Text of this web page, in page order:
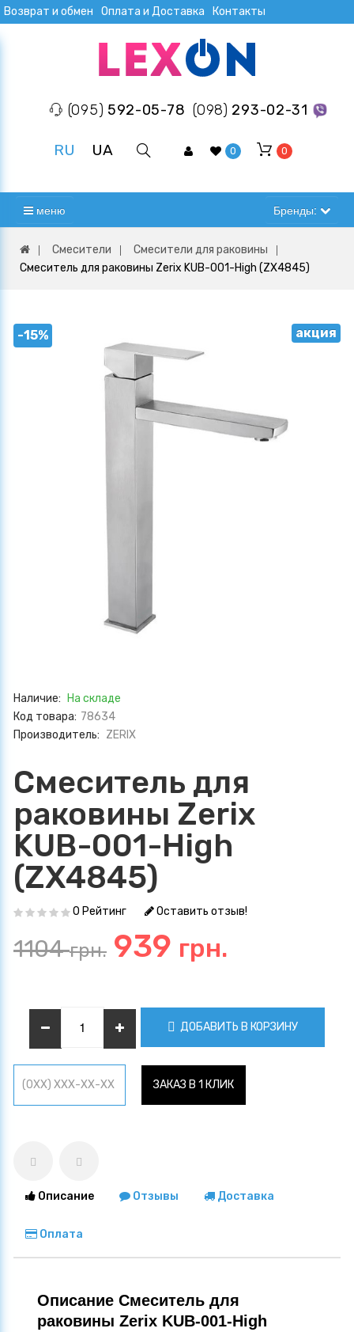
Возврат и обмен Оплата и Доставка Контакты
(095) 592-05-78 (098) 293-02-31
RU UA 0 0
меню Бренды:
Смесители
Смесители для раковины
Смеситель для раковины Zerix KUB-001-High (ZX4845)
-15% акция
Наличие:
На складе
Код товара: 78634
Производитель: ZERIX
Смеситель для
раковины Zerix
KUB-001-High
(ZX4845)
0 Рейтинг Оставить отзыв!
1104грн. 939 грн.
ДОБАВИТЬ В КОРЗИНУ
ЗАКАЗ В 1 КЛИК
Описание Отзывы Доставка
Оплата
Описание Смеситель для
раковины Zerix KUB-001-High